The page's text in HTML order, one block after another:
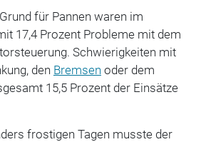
für Pannen waren im
17,4 Prozent Probleme mit dem
Schwierigkeiten mit
den Bremsen oder dem
15,5 Prozent der Einsätze
frostigen Tagen musste der